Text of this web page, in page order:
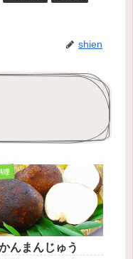
shien
理
んまんじゅう